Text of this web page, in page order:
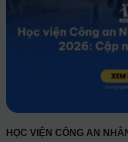
HỌC VIỆN CÔNG AN